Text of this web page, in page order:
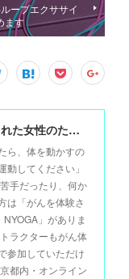
ープエクササイ
ます
NYOGA＊がんを体験された女性のためのヨガ＊
ら、体を動かすの
してください」
手だったり、何か
は「がんを体験さ
」がありま
ラクターもがん体
参加していただけ
都内・オンライン